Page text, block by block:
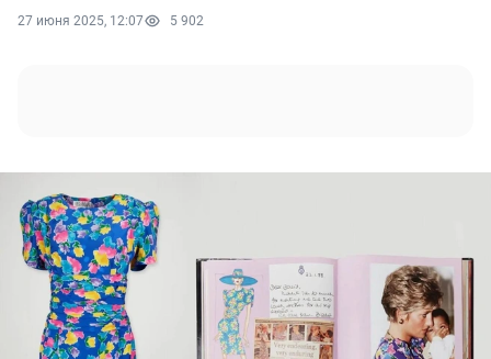
27 июня 2025, 12:07 5 902